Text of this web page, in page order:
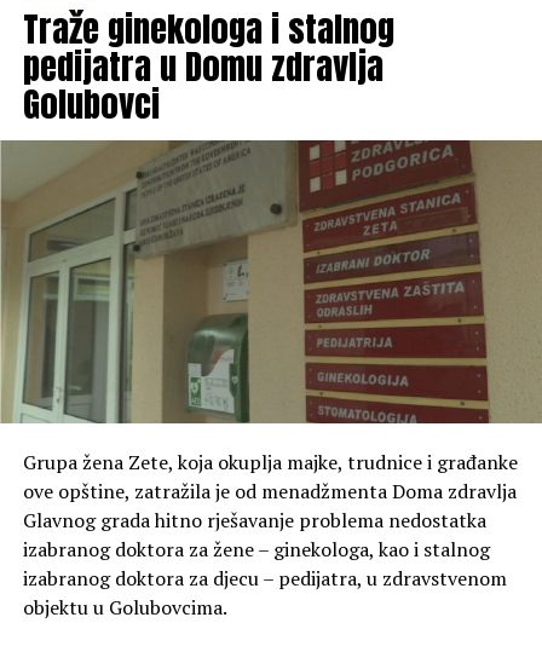
Traže ginekologa i stalnog
pedijatra u Domu zdravlja
Golubovci
Grupa žena Zete, koja okuplja majke, trudnice i građanke
ove opštine, zatražila je od menadžmenta Doma zdravlja
Glavnog grada hitno rješavanje problema nedostatka
izabranog doktora za žene – ginekologa, kao i stalnog
izabranog doktora za djecu – pedijatra, u zdravstvenom
objektu u Golubovcima.